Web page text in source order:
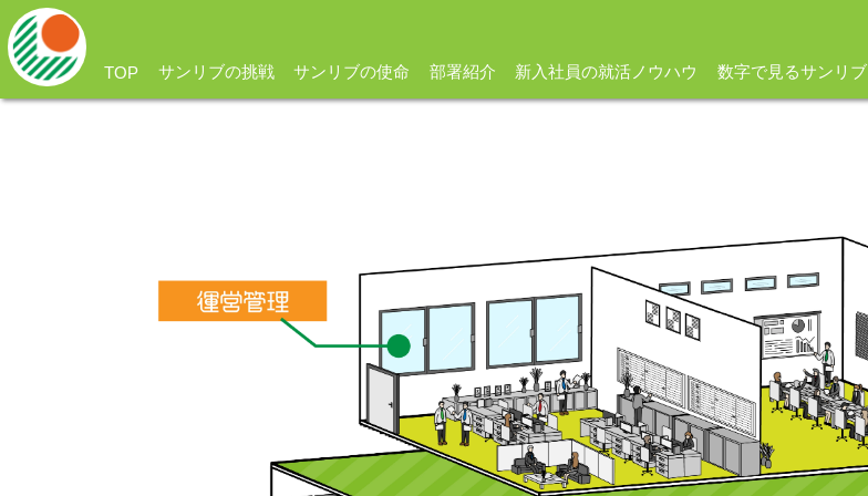
TOP サンリブの挑戦 サンリブの使命 部署紹介 新入社員の就活ノウハウ 数字で見るサンリブ